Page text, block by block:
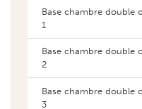
2
Base chambre double
3
Base chambre double
4